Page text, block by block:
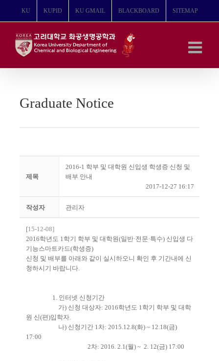
뛰
KU KUPID KU GMAIL BLACKBOARD SITEMAP
Graduate Notice
제목
2016-1 학부 및 대학원 신입생 학생증 신청 및
배부 안내
2017-12-27 16:17
작성자 관리자
[15-12-08]
2016학년도 1학기 학부 및 대학원(일반·전문·특수) 신입생 다
기능스마트카드(학생증)
신청 및 배부를 아래와 같이 실시하오니 확인 후 기간내에 신
청하시기 바랍니다.
1. 인터넷 신청기간
가) 신청 대상자: 2016학년도 1학기 학부 및 대학
원 신(편)입학자.
나) 신청기간 1차: 2015.12.8(화) ~ 12.18(금)
17:00
2차: 2016. 2.1(월) ~ 2. 12(금) 17:00